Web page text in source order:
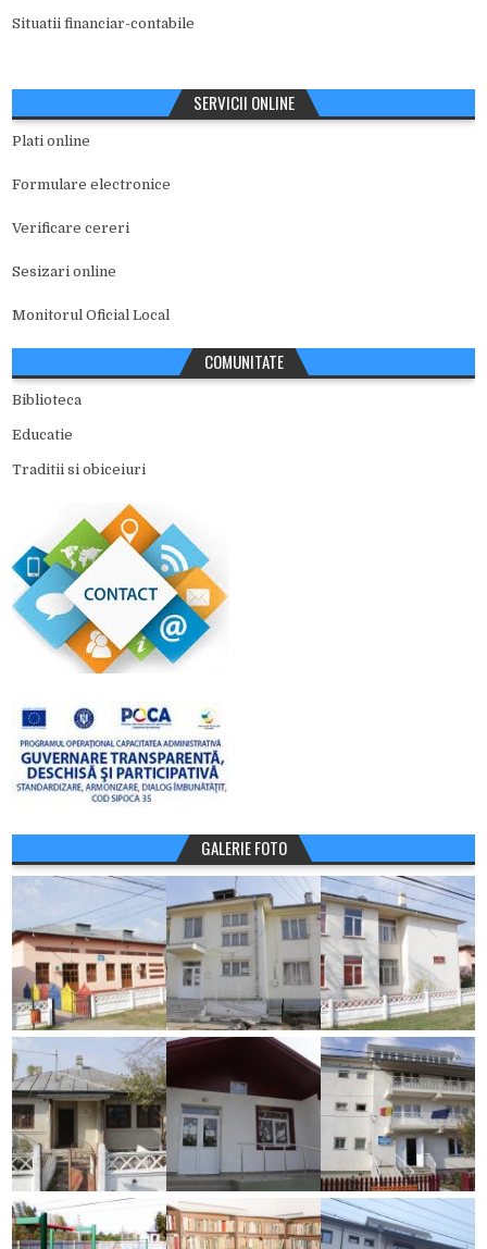
Situatii financiar-contabile
SERVICII ONLINE
Plati online
Formulare electronice
Verificare cereri
Sesizari online
Monitorul Oficial Local
COMUNITATE
Biblioteca
Educatie
Traditii si obiceiuri
GALERIE FOTO